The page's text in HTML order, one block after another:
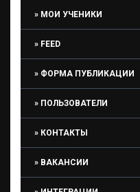
МОИ УЧЕНИКИ
FEED
ФОРМА ПУБЛИКАЦИИ
ПОЛЬЗОВАТЕЛИ
КОНТАКТЫ
ВАКАНСИИ